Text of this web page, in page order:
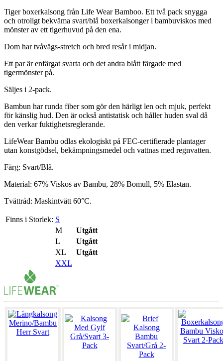
Tiger boxerkalsong från Life Wear Bamboo. Ett två pack snygga
och otroligt bekväma svart/blå boxerkalsonger i bambuviskos med
mönster av ett tigerhuvud på den ena.
Dom har tvåvägs-stretch och bred resår i midjan.
Ett par är enfärgat svarta och det andra blått färgade med
tigermönster på.
Säljes i 2-pack.
Bambun har runda fiber som gör den härligt len och mjuk, perfekt
för känslig hud. Den är också antistatisk och håller huden sval då
den verkar fuktighetsreglerande.
LifeWear Bambu odlas ekologiskt på FEC-certifierade plantager
utan konstgödsel, bekämpningsmedel och vattnas med regnvatten.
Färg: Svart/Blå.
Material: 67% Viskos av Bambu, 28% Bomull, 5% Elastan.
Tvättråd: Maskintvätt 60°C.
Finns i Storlek: S
M
Utgått
L
Utgått
XL
Utgått
XXL